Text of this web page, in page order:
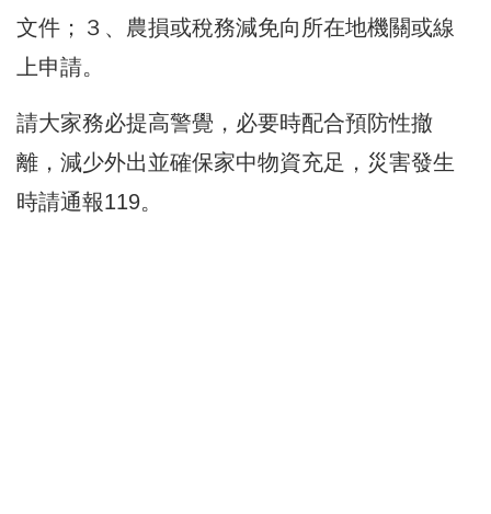
文件；３、農損或稅務減免向所在地機關或線
上申請。
請大家務必提高警覺，必要時配合預防性撤
離，減少外出並確保家中物資充足，災害發生
時請通報119。